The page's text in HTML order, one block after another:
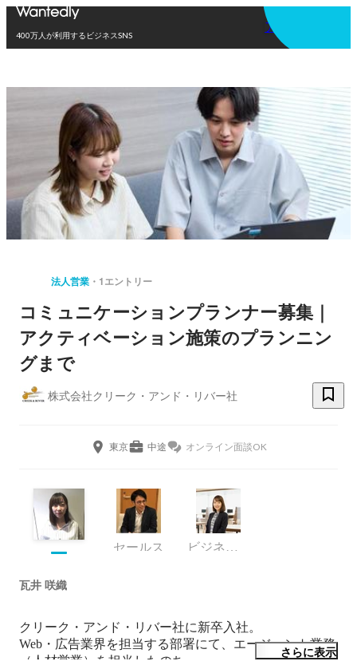
400万人が利用するビジネスSNS
アプリを使う
法人営業 1エントリー
コミュニケーションプランナー募集｜
アクティベーション施策のプランニン
グまで
株式会社クリーク・アンド・リバー社
東京 中途 オンライン面談OK
セールス ビジネス・プロデュース・グループ
瓦井 咲織
クリーク・アンド・リバー社に新卒入社。
Web・広告業界を担当する部署にて、エージェント業務
（人材営業）を担当したのち、
さらに表示